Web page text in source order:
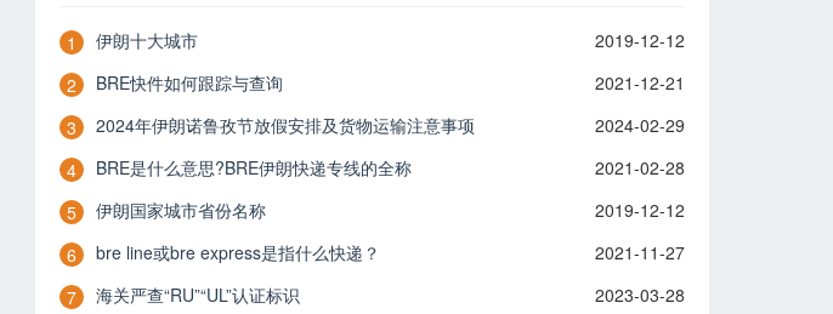
1 伊朗十大城市
2019-12-12
2
BRE快件如何跟踪与查询
2021-12-21
3
2024年伊朗诺鲁孜节放假安排及货物运输注意事项
2024-02-29
4
BRE是什么意思?BRE伊朗快递专线的全称
2021-02-28
5
伊朗国家城市省份名称
2019-12-12
6
bre line或bre express是指什么快递？
2021-11-27
7
海关严查“RU”“UL”认证标识
2023-03-28